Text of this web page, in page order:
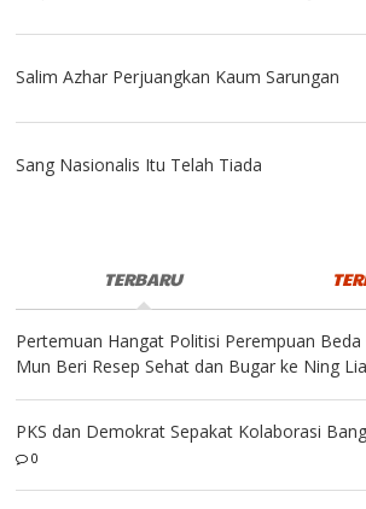
Salim Azhar Perjuangkan Kaum Sarungan
Sang Nasionalis Itu Telah Tiada
TERBARU
Pertemuan Hangat Politisi Perempuan Beda
Mun Beri Resep Sehat dan Bugar ke Ning Lia
PKS dan Demokrat Sepakat Kolaborasi
0